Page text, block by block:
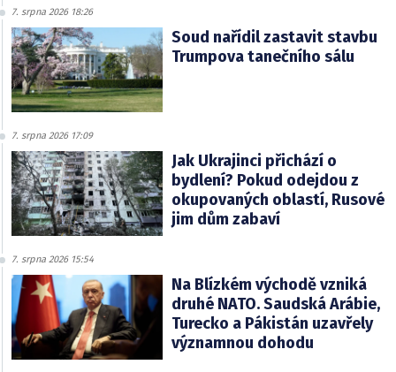
7. srpna 2026 18:26
Soud nařídil zastavit stavbu
Trumpova tanečního sálu
7. srpna 2026 17:09
Jak Ukrajinci přichází o
bydlení? Pokud odejdou z
okupovaných oblastí, Rusové
jim dům zabaví
7. srpna 2026 15:54
Na Blízkém východě vzniká
druhé NATO. Saudská Arábie,
Turecko a Pákistán uzavřely
významnou dohodu